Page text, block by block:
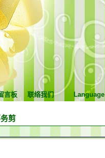
言板 联络我们 Language
剪